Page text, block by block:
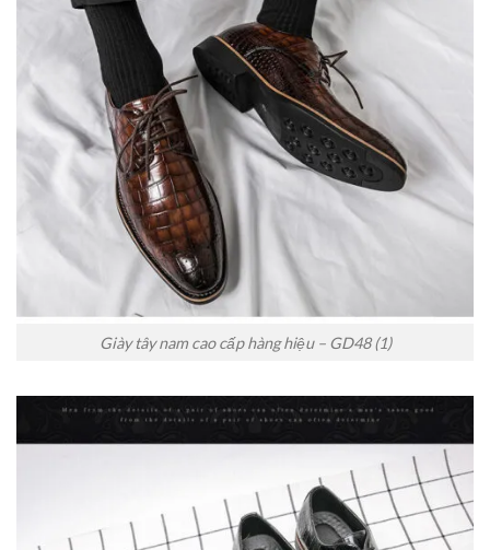
Giày tây nam cao cấp hàng hiệu – GD48 (1)